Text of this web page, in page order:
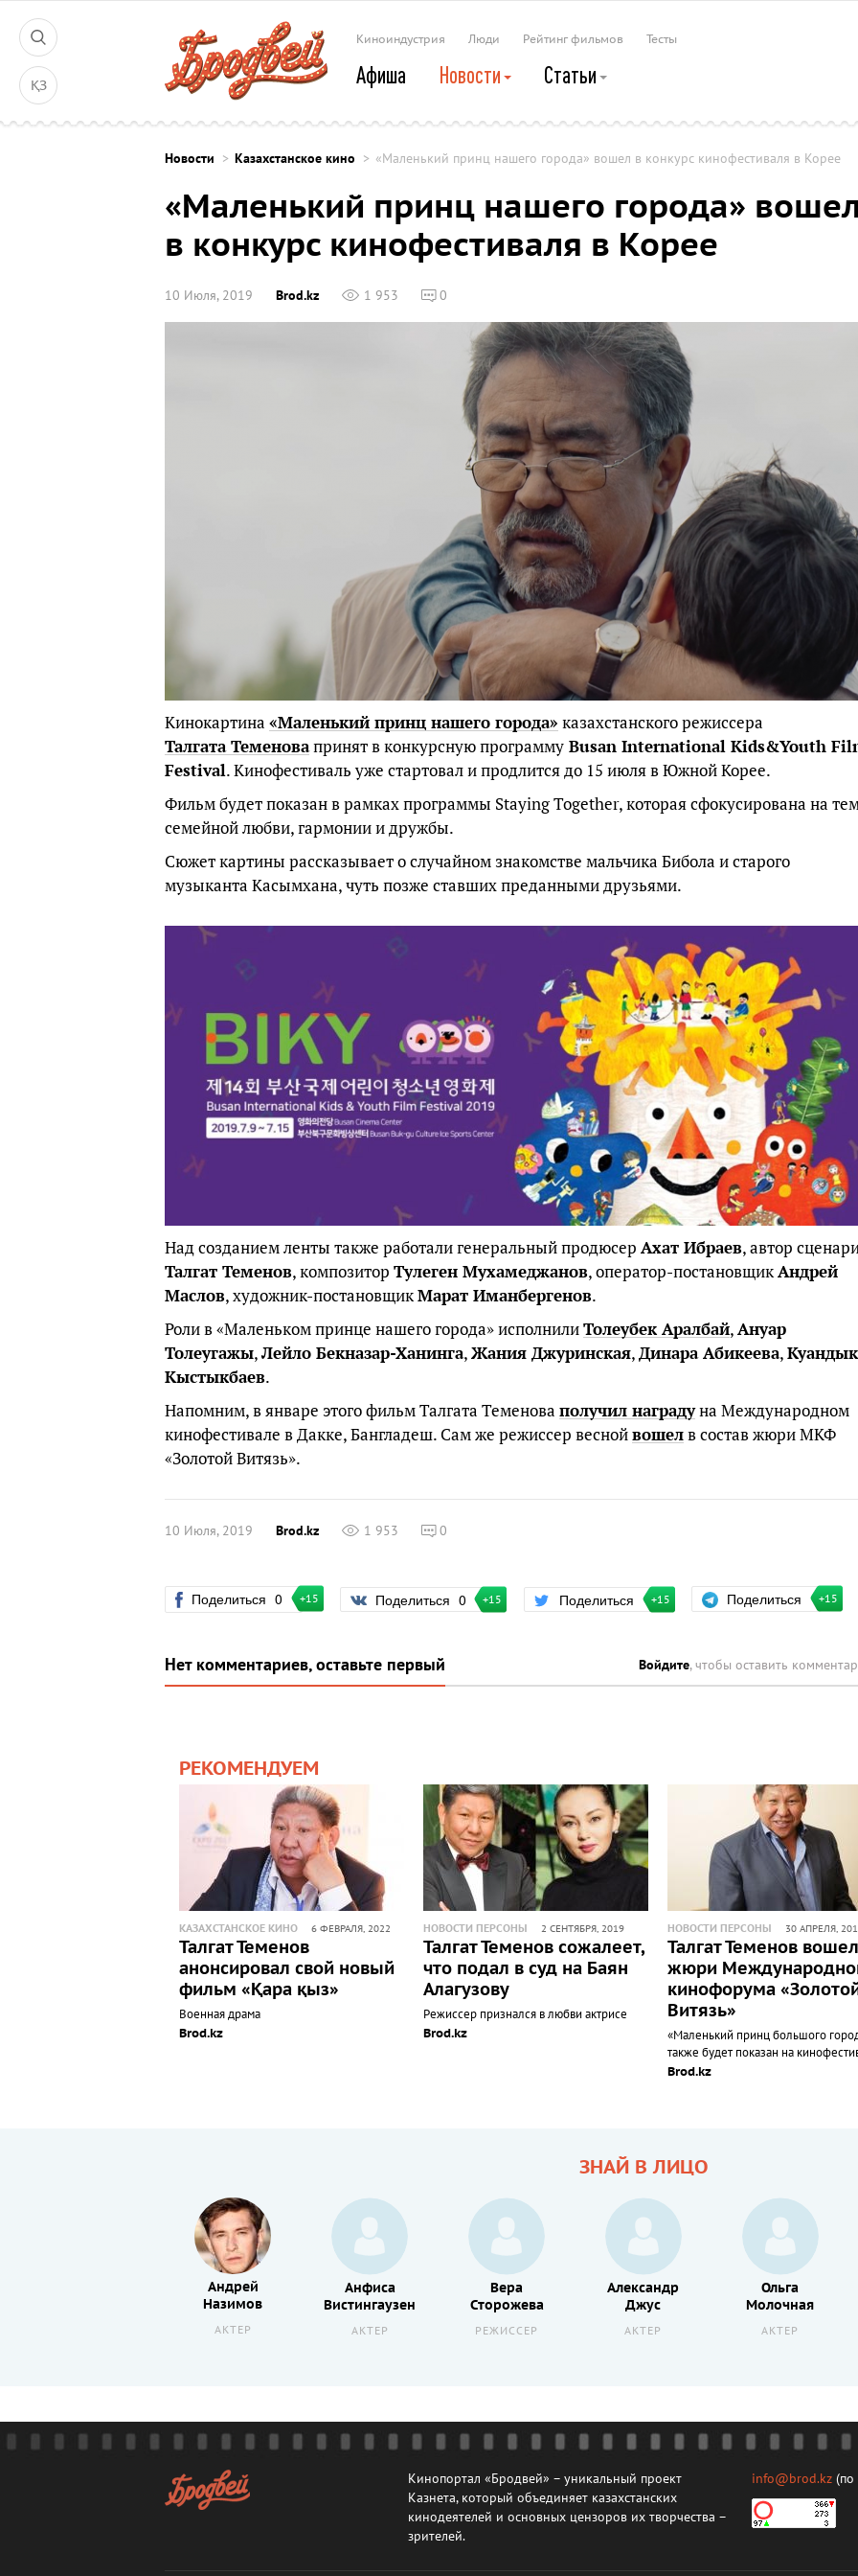
ҚЗ
Киноиндустрия Люди Рейтинг фильмов Тесты
Афиша Новости Статьи
Новости Казахстанское кино «Маленький принц нашего города» вошел в конкурс кинофестиваля в Корее
«Маленький принц нашего города»
в конкурс кинофестиваля в Корее
10 Июля, 2019 Brod.kz 1 953 0
Кинокартина «Маленький принц нашего города» казахстанского режиссера
Талгата Теменовапринят в конкурсную программу Busan International Kids&Youth
Festival. Кинофестиваль уже стартовал и продлится до 15 июля в Южной Корее.
Фильм будет показан в рамках программы Staying Together, которая сфокусирована на
семейной любви, гармонии и дружбы.
Сюжет картины рассказывает о случайном знакомстве мальчика Бибола и старого
музыканта Касымхана, чуть позже ставших преданными друзьями.
Над созданием ленты также работали генеральный продюсер Ахат Ибраев, автор
Талгат Теменов, композитор Тулеген Мухамеджанов, оператор-постановщикАндрей
Маслов, художник-постановщикМарат Иманбергенов.
Роли в «Маленьком принце нашего города» исполнилиТолеубек Аралбай,Ануар
Толеугажы,Лейло Бекназар-Ханинга,Жания Джуринская,Динара Абикеева,Куандык
Кыстыкбаев.
Напомним, в январе этого фильм Талгата Теменова получил наградуна Международном
кинофестивале в Дакке, Бангладеш. Сам же режиссер веснойвошелв состав жюри МКФ
«Золотой Витязь».
10 Июля, 2019 Brod.kz 1 953 0
Поделиться 0 +15 Поделиться 0 +15 Поделиться +15 Поделиться +15
Нет комментариев, оставьте первый Войдите, чтобы оставить
РЕКОМЕНДУЕМ
КАЗАХСТАНСКОЕ КИНО 6 ФЕВРАЛЯ, 2022
Талгат Теменов
анонсировал свой новый
фильм «Қара қыз»
Военная драма
Brod.kz
НОВОСТИ ПЕРСОНЫ 2 СЕНТЯБРЯ, 2019
Талгат Теменов сожалеет,
что подал в суд на Баян
Алагузову
Режиссер признался в любви актрисе
Brod.kz
НОВОСТИ ПЕРСОНЫ 30 АПРЕЛЯ,
Талгат Теменов
жюри
кинофорума
Витязь»
«Маленький принц большого
также будет показан на
Brod.kz
ЗНАЙ В ЛИЦО
Андрей
Назимов
АКТЕР
Анфиса
Вистингаузен
АКТЕР
Вера
Сторожева
РЕЖИССЕР
Александр
Джус
АКТЕР
Ольга
Молочная
АКТЕР
Кинопортал «Бродвей» – уникальный проект
Казнета, который объединяет казахстанских
кинодеятелей и основных цензоров их творчества –
зрителей.
info@brod.kz (по